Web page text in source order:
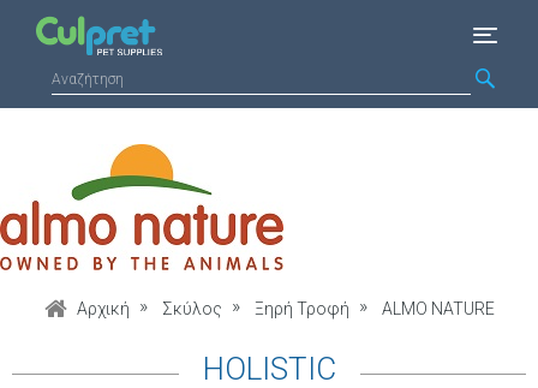
Αρχική Σκύλος Ξηρή Τροφή ALMO NATURE
HOLISTIC